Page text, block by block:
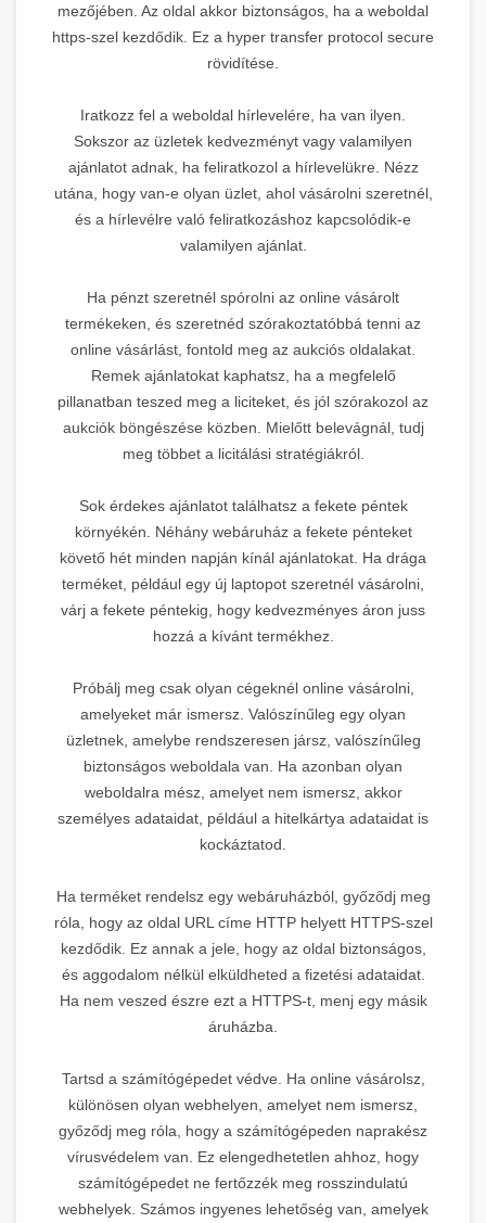
mezőjében. Az oldal akkor biztonságos, ha a weboldal
https-szel kezdődik. Ez a hyper transfer protocol secure
rövidítése.
Iratkozz fel a weboldal hírlevelére, ha van ilyen.
Sokszor az üzletek kedvezményt vagy valamilyen
ajánlatot adnak, ha feliratkozol a hírlevelükre. Nézz
utána, hogy van-e olyan üzlet, ahol vásárolni szeretnél,
és a hírlevélre való feliratkozáshoz kapcsolódik-e
valamilyen ajánlat.
Ha pénzt szeretnél spórolni az online vásárolt
termékeken, és szeretnéd szórakoztatóbbá tenni az
online vásárlást, fontold meg az aukciós oldalakat.
Remek ajánlatokat kaphatsz, ha a megfelelő
pillanatban teszed meg a liciteket, és jól szórakozol az
aukciók böngészése közben. Mielőtt belevágnál, tudj
meg többet a licitálási stratégiákról.
Sok érdekes ajánlatot találhatsz a fekete péntek
környékén. Néhány webáruház a fekete pénteket
követő hét minden napján kínál ajánlatokat. Ha drága
terméket, például egy új laptopot szeretnél vásárolni,
várj a fekete péntekig, hogy kedvezményes áron juss
hozzá a kívánt termékhez.
Próbálj meg csak olyan cégeknél online vásárolni,
amelyeket már ismersz. Valószínűleg egy olyan
üzletnek, amelybe rendszeresen jársz, valószínűleg
biztonságos weboldala van. Ha azonban olyan
weboldalra mész, amelyet nem ismersz, akkor
személyes adataidat, például a hitelkártya adataidat is
kockáztatod.
Ha terméket rendelsz egy webáruházból, győződj meg
róla, hogy az oldal URL címe HTTP helyett HTTPS-szel
kezdődik. Ez annak a jele, hogy az oldal biztonságos,
és aggodalom nélkül elküldheted a fizetési adataidat.
Ha nem veszed észre ezt a HTTPS-t, menj egy másik
áruházba.
Tartsd a számítógépedet védve. Ha online vásárolsz,
különösen olyan webhelyen, amelyet nem ismersz,
győződj meg róla, hogy a számítógépeden naprakész
vírusvédelem van. Ez elengedhetetlen ahhoz, hogy
számítógépedet ne fertőzzék meg rosszindulatú
webhelyek. Számos ingyenes lehetőség van, amelyek